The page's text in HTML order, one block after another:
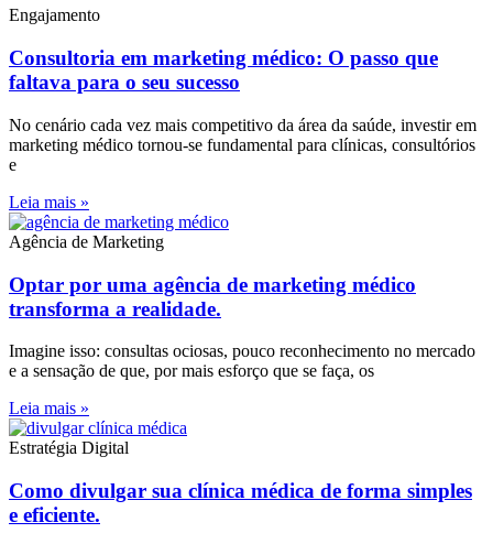
Engajamento
Consultoria em marketing médico: O passo que
faltava para o seu sucesso
No cenário cada vez mais competitivo da área da saúde, investir em
marketing médico tornou-se fundamental para clínicas, consultórios
e
Leia mais »
Agência de Marketing
Optar por uma agência de marketing médico
transforma a realidade.
Imagine isso: consultas ociosas, pouco reconhecimento no mercado
e a sensação de que, por mais esforço que se faça, os
Leia mais »
Estratégia Digital
Como divulgar sua clínica médica de forma simples
e eficiente.